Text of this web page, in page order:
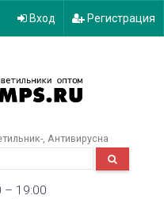
Вход Регистрация
Антивирусна
– 19:00